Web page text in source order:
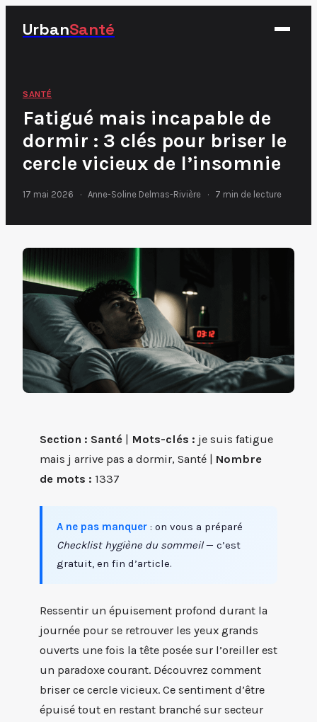
UrbanSanté
Nutrition
Santé
Sport
SANTÉ
Fatigué mais incapable de
dormir : 3 clés pour briser le
cercle vicieux de l’insomnie
17 mai 2026 · Anne-Soline Delmas-Rivière · 7 min de lecture
Section : Santé Mots-clés : je suis fatigue
mais j arrive pas a dormir, Santé | Nombre
de mots : 1337
A ne pas manquer : on vous a préparé
Checklist hygiène du sommeil— c’est
gratuit, en fin d’article.
Ressentir un épuisement profond durant la
journée pour se retrouver les yeux grands
ouverts une fois la tête posée sur l’oreiller est
un paradoxe courant. Découvrez comment
briser ce cercle vicieux. Ce sentiment d’être
épuisé tout en restant branché sur secteur